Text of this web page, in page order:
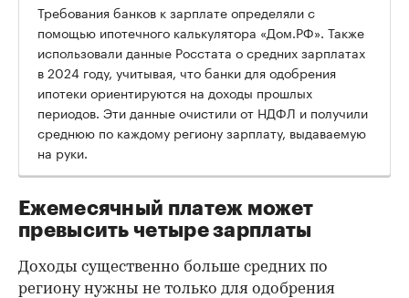
Требования банков к зарплате определяли с
помощью ипотечного калькулятора «Дом.РФ». Также
использовали данные Росстата о средних зарплатах
в 2024 году, учитывая, что банки для одобрения
ипотеки ориентируются на доходы прошлых
периодов. Эти данные очистили от НДФЛ и получили
среднюю по каждому региону зарплату, выдаваемую
на руки.
Ежемесячный платеж может
превысить четыре зарплаты
Доходы существенно больше средних по
региону нужны не только для одобрения